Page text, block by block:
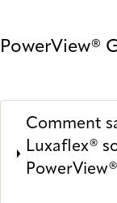
PowerView®
Comment
Luxaflex®